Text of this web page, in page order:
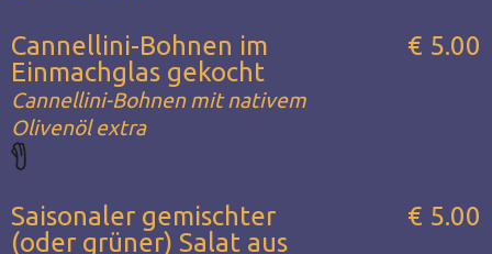
Cannellini-Bohnen im
Einmachglas gekocht
Cannellini-Bohnen mit nativem
Olivenöl extra
€ 5.00
Saisonaler gemischter
(oder grüner) Salat aus
€ 5.00